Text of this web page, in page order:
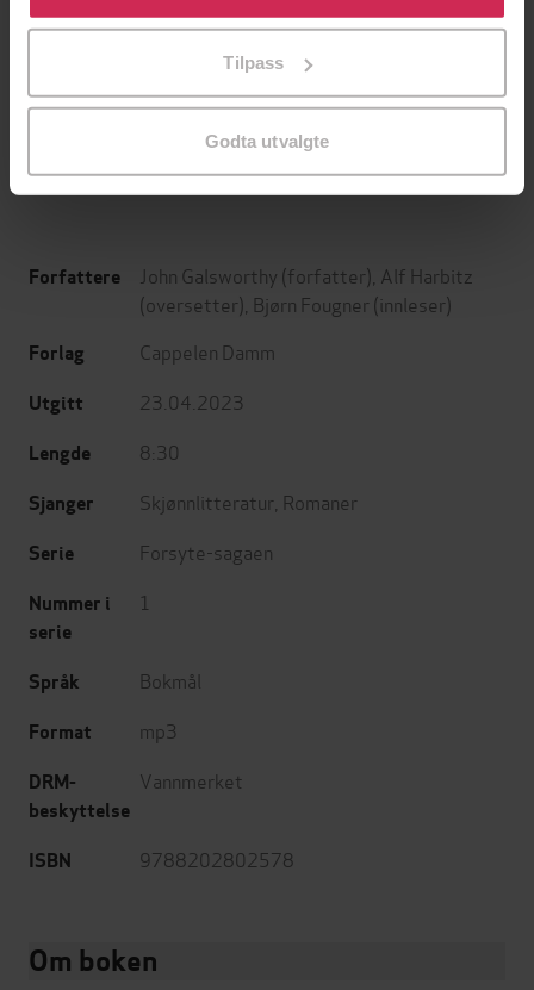
tilpasse ditt samtykke til spesifikke formål ved å klikke
Tilpass
Godta utvalgte
Døde sjeler synger ikke
Jussi Adler-Olsen
Ufred
Åsne Seierstad
Forfattere John Galsworthy (forfatter), Alf Harbitz
(oversetter), Bjørn Fougner (innleser)
Forlag Cappelen Damm
Utgitt 23.04.2023
Lengde 8:30
Sjanger Skjønnlitteratur Romaner
Serie Forsyte-sagaen
Nummer i
serie
1
Språk Bokmål
Format mp3
DRM-
beskyttelse
Vannmerket
ISBN 9788202802578
Om boken